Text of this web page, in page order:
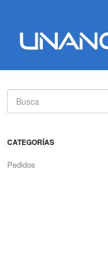
CATEGORÍAS
Pedidos